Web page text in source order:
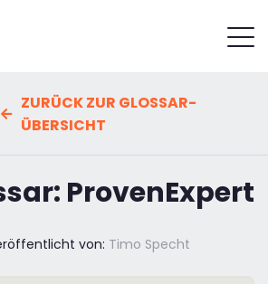
ZURÜCK ZUR GLOSSAR-
ÜBERSICHT
ProvenExpert
von: Timo Specht